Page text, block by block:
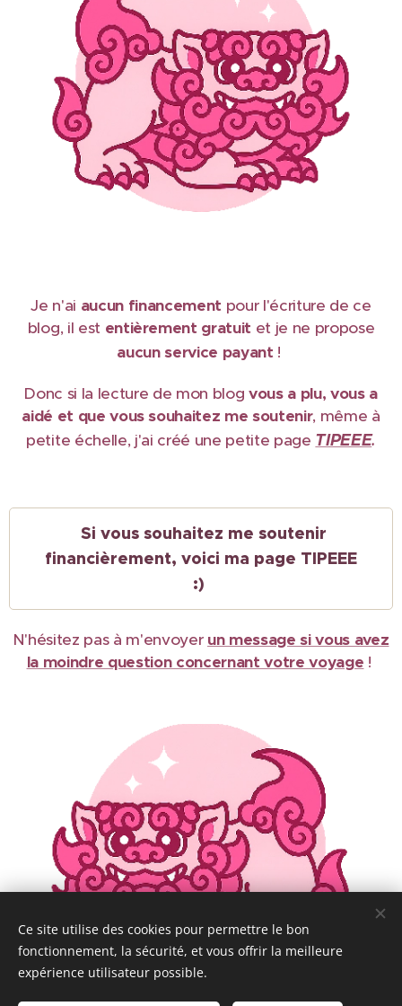
Je n'ai aucun financement pour l'écriture de ce
blog, il est entièrement gratuit et je ne propose
aucun service payant !
Donc si la lecture de mon blogvous a plu, vous a
aidé et que vous souhaitez me soutenir, même à
petite échelle, j'ai créé une petite page TIPEEE.
Si vous souhaitez me soutenir
financièrement, voici ma page TIPEEE
:)
N'hésitez pas à m'envoyer un message si vous avez
la moindre question concernant votre voyage !
Ce site utilise des cookies pour permettre le bon
fonctionnement, la sécurité, et vous offrir la meilleure
expérience utilisateur possible.